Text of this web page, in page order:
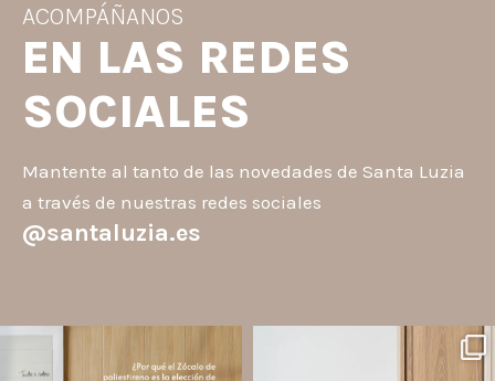
ACOMPÁÑANOS
EN LAS REDES
SOCIALES
Mantente al tanto de las novedades de Santa Luzia
a través de nuestras redes sociales
@santaluzia.es
Los Zócalos de poliestireno ganaron